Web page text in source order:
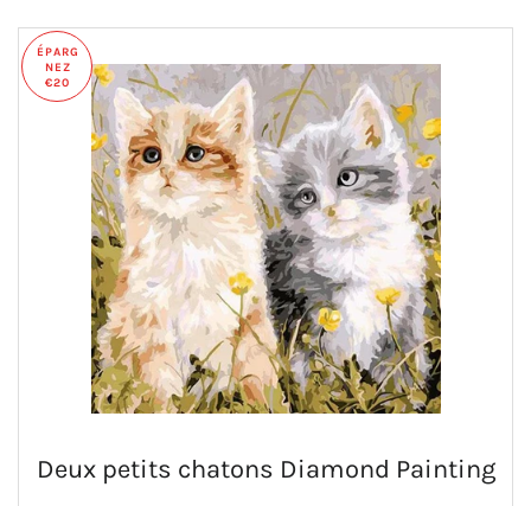
ÉPARG
NEZ
€20
Deux petits chatons Diamond Painting